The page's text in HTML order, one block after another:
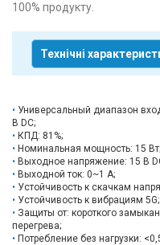
100% продукту.
Технічні
Универсальный диапазон
В DC;
КПД: 81%;
Номинальная мощность: 15 Вт;
Выходное напряжение: 15 В
Выходной ток: 0~1 А;
Устойчивость к скачкам
Устойчивость к вибрациям 5G;
Защиты от: короткого
перегрева;
Потребление без нагрузки: